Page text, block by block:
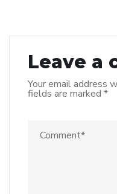
Leave a
Your email address
fields are marked *